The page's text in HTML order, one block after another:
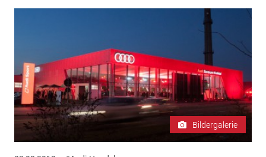
Bildergalerie